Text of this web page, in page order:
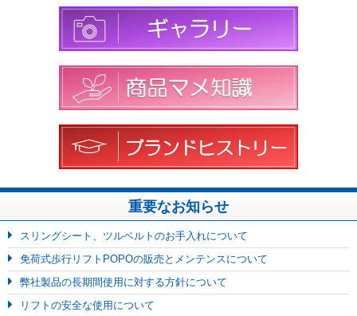
重要なお知らせ
スリングシート、ツルベルトのお手入れについて
免荷式歩行リフトPOPOの販売とメンテンスについて
弊社製品の長期間使用に対する方針について
リフトの安全な使用について